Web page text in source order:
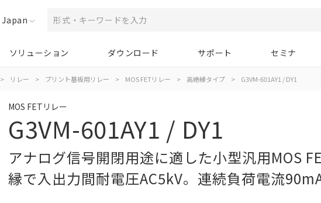
Japan
ソリューション ダウンロード サポート セミナ
> リレー > プリント基板用リレー > MOS FETリレー > 高絶縁タイプ > G3VM-601AY1 / DY1
MOS FETリレー
G3VM-601AY1 / DY1
アナログ信号開閉用途に適した小型汎用MOS
縁で入出力間耐電圧AC5kV。連続負荷電流